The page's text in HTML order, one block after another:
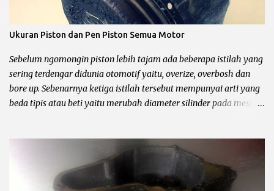
Ukuran Piston dan Pen Piston Semua Motor
Sebelum ngomongin piston lebih tajam ada beberapa istilah yang
sering terdengar didunia otomotif yaitu, overize, overbosh dan
bore up. Sebenarnya ketiga istilah tersebut mempunyai arti yang
beda tipis atau beti yaitu merubah diameter silinder pada mesin
diameter silinder dengan cara di korter dan mengganti piston
dengan ukuran yang lebih besar sesuai dengan standar pabrik.
pabrikan sepeda motor biasanya menyediakan 4 piston oversize